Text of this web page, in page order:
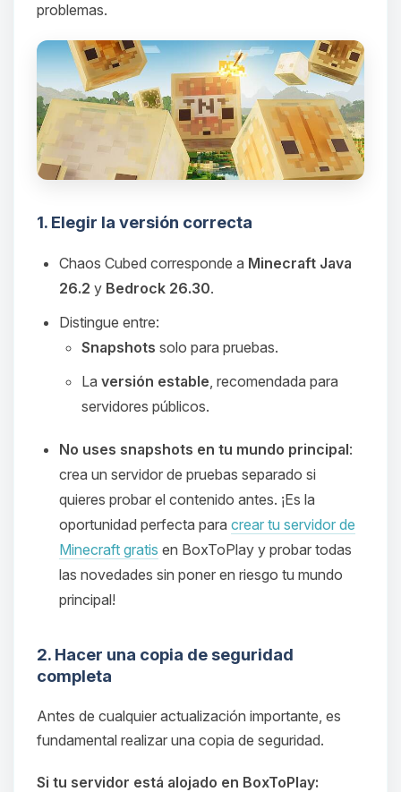
problemas.
1. Elegir la versión correcta
Chaos Cubed corresponde a Minecraft Java
26.2 y Bedrock 26.30.
Distingue entre:
Snapshots solo para pruebas.
La versión estable , recomendada para
servidores públicos.
No uses snapshots en tu mundo principal:
crea un servidor de pruebas separado si
quieres probar el contenido antes. ¡Es la
oportunidad perfecta para crear tu servidor de
Minecraft gratis en BoxToPlay y probar todas
las novedades sin poner en riesgo tu mundo
principal!
2. Hacer una copia de seguridad
completa
Antes de cualquier actualización importante, es
fundamental realizar una copia de seguridad.
Si tu servidor está alojado en BoxToPlay: